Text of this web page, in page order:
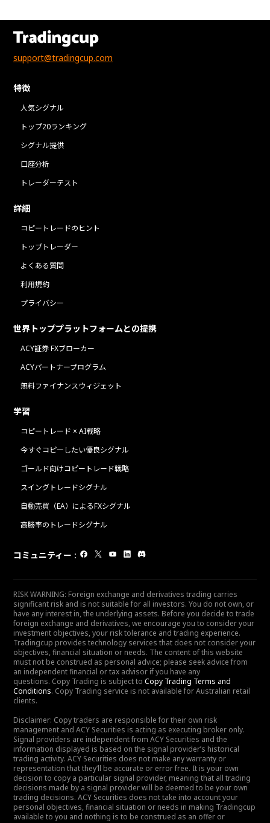
support@tradingcup.com
特徴
人気シグナル
トップ20ランキング
シグナル提供
口座分析
トレーダーテスト
詳細
コピートレードのヒント
トップトレーダー
よくある質問
利用規約
プライバシー
世界トッププラットフォームとの提携
ACY証券 FXブローカー
ACYパートナープログラム
無料ファイナンスウィジェット
学習
コピートレード × AI戦略
今すぐコピーしたい優良シグナル
ゴールド向けコピートレード戦略
スイングトレードシグナル
自動売買（EA）によるFXシグナル
高勝率のトレードシグナル
コミュニティー :
RISK WARNING: Foreign exchange and derivatives trading carries
significant risk and is not suitable for all investors. You do not own, or
have any interest in, the underlying assets. Before you decide to trade
foreign exchange and derivatives, we encourage you to consider your
investment objectives, your risk tolerance and trading experience.
Tradingcup provides technology services that does not consider your
objectives, financial situation or needs. The content of this website
must not be construed as personal advice; please seek advice from
an independent financial or tax advisor if you have any
questions. Copy Trading is subject to Copy Trading Terms and
Conditions. Copy Trading service is not available for Australian retail
clients.
Disclaimer: Copy traders are responsible for their own risk
management and ACY Securities is acting as executing broker only.
Signal providers are independent from ACY Securities and the
information displayed is based on the signal provider’s historical
trading activity. ACY Securities does not make any warranty or
representation that they’ll be accurate or error free. It is your own
decision to copy a particular signal provider, meaning that all trading
decisions made by a signal provider will be deemed to be your own
trading decisions. ACY Securities does not take into account your
personal objectives, financial situation or needs in making Tradingcup
available to you and nothing is to be construed as an offer or